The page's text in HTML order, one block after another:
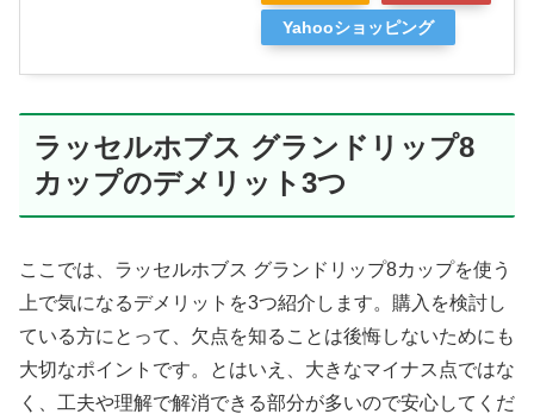
Yahooショッピング
ラッセルホブス グランドリップ8
カップのデメリット3つ
ここでは、ラッセルホブス グランドリップ8カップを使う
上で気になるデメリットを3つ紹介します。購入を検討し
ている方にとって、欠点を知ることは後悔しないためにも
大切なポイントです。とはいえ、大きなマイナス点ではな
く、工夫や理解で解消できる部分が多いので安心してくだ